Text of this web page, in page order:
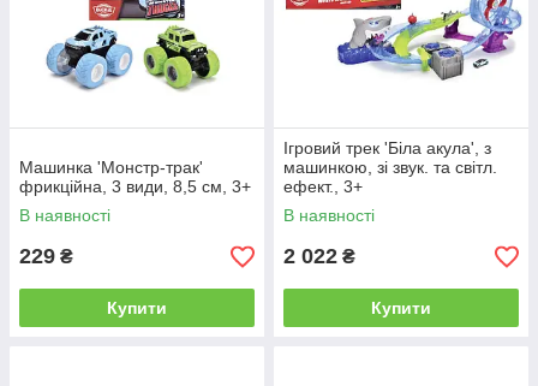
Машинка 'Монстр-трак'
фрикційна, 3 види, 8,5 см, 3+
В наявності
229 ₴
Купити
Ігровий трек 'Біла акула', з
машинкою, зі звук. та світл.
ефект., 3+
В наявності
2 022 ₴
Купити